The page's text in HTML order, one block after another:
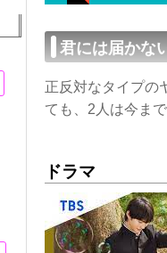
君には届かな
正反対なタイプの
ても、2人は今ま
ドラマ